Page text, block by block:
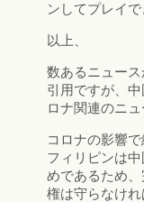
ンしてプレイで
以上、
数あるニュー
引用ですが、
ロナ関連のニ
コロナの影響
フィリピンは
めであるため
権は守らなけ